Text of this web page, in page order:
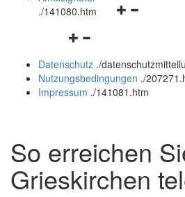
Navigationsmenü
./141080.htm
Navigationsmenü
und
schließen
Datenschutz ./
Nutzungsbedingungen ./
Impressum ./141081.htm
So erreichen
Grieskirchen